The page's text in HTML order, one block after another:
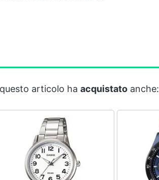
articolo ha acquistatoanche: